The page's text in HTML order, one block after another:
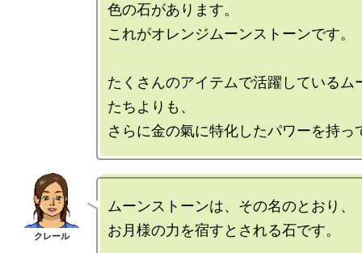
色の石があります。
これがオレンジムーンストーンです。
たくさんのアイテムで活躍しているム
たちよりも、
ムーンストーンは、その名のとおり、
お月様の力を宿すとされる石です。